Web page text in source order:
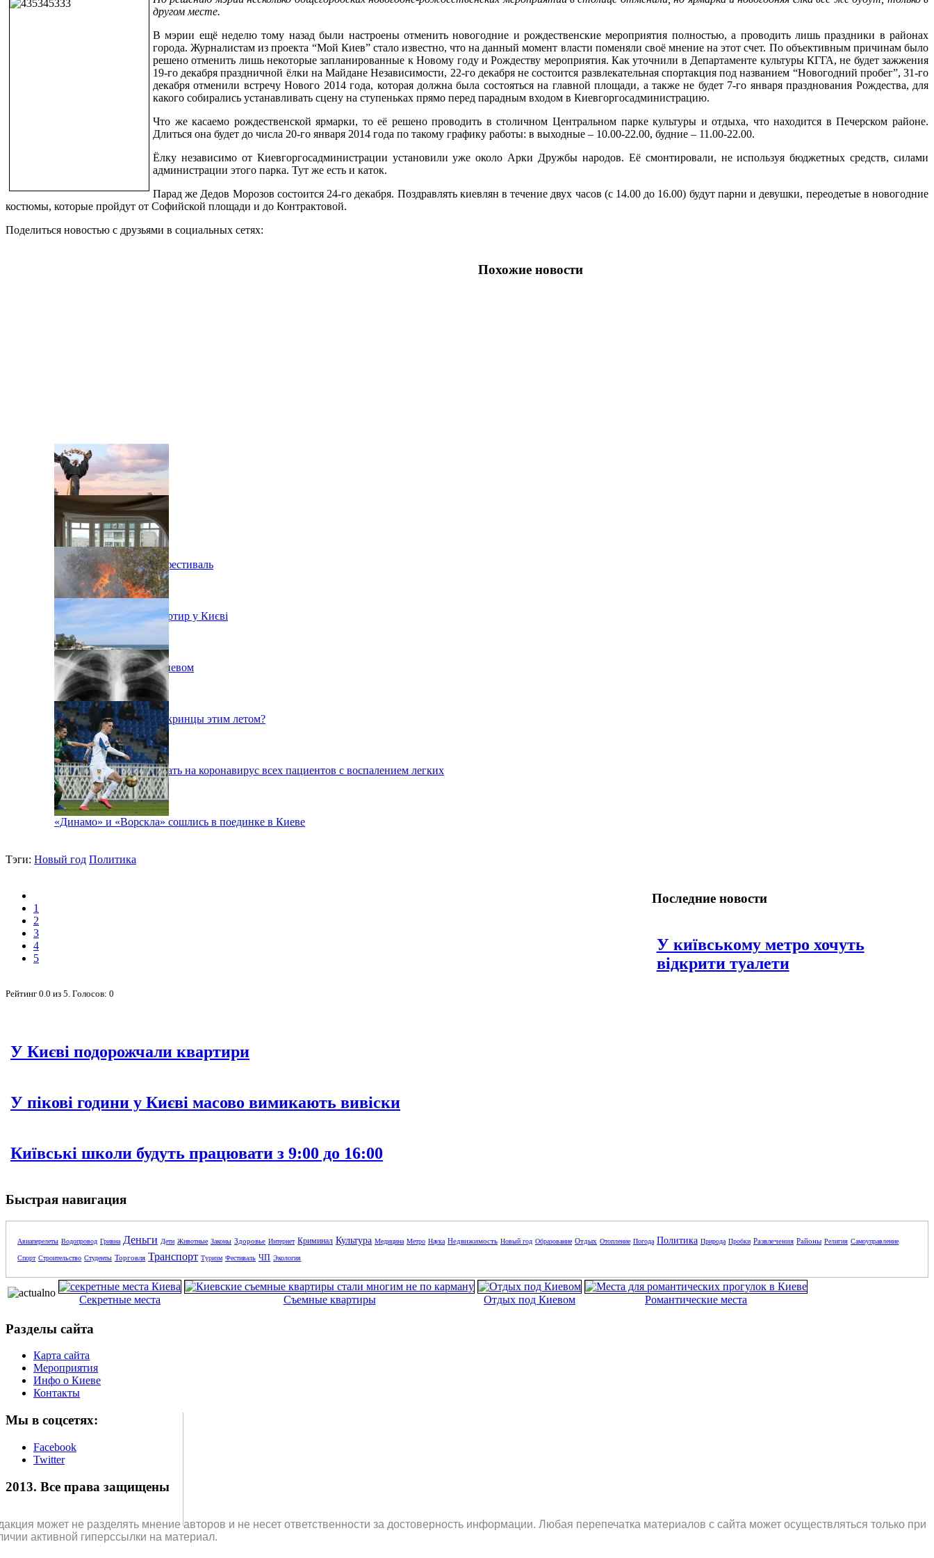
другом месте.
В мэрии ещё неделю тому назад были настроены отменить новогодние и рождественские мероприятия полностью, а проводить лишь праздники в районах
города. Журналистам из проекта “Мой Киев” стало известно, что на данный момент власти поменяли своё мнение на этот счет. По объективным причинам было
решено отменить лишь некоторые запланированные к Новому году и Рождеству мероприятия. Как уточнили в Департаменте культуры КГГА, не будет зажжения
19-го декабря праздничной ёлки на Майдане Независимости, 22-го декабря не состоится развлекательная спортакция под названием “Новогодний пробег”, 31-го
декабря отменили встречу Нового 2014 года, которая должна была состояться на главной площади, а также не будет 7-го января празднования Рождества, для
какого собирались устанавливать сцену на ступеньках прямо перед парадным входом в Киевгоргосадминистрацию.
Что же касаемо рождественской ярмарки, то её решено проводить в столичном Центральном парке культуры и отдыха, что находится в Печерском районе.
Длиться она будет до числа 20-го января 2014 года по такому графику работы: в выходные – 10.00-22.00, будние – 11.00-22.00.
Ёлку независимо от Киевгоргосадминистрации установили уже около Арки Дружбы народов. Её смонтировали, не используя бюджетных средств, силами
администрации этого парка. Тут же есть и каток.
Парад же Дедов Морозов состоится 24-го декабря. Поздравлять киевлян в течение двух часов (с 14.00 до 16.00) будут парни и девушки, переодетые в новогодние
костюмы, которые пройдут от Софийской площади и до Контрактовой.
Поделиться новостью с друзьями в социальных сетях:
Похожие новости
В Киеве состоится эко-фестиваль
Ситуація з орендою квартир у Києві
Пожар на свалке под Киевом
Куда поедут отдыхать укринцы этим летом?
В Киеве будут тестировать на коронавирус всех пациентов с воспалением легких
«Динамо» и «Ворскла» сошлись в поединке в Киеве
Тэги: Новый год Политика
1
2
3
4
5
Рейтинг 0.0 из 5 . Голосов: 0
Последние новости
У київському метро хочуть
відкрити туалети
У Києві подорожчали квартири
У пікові години у Києві масово вимикають вивіски
Київські школи будуть працювати з 9:00 до 16:00
Быстрая навигация
Авиаперелеты Водопровод Гривна Деньги Дети Животные Законы Здоровье Интернет Криминал Культура Медицина Метро Наука Недвижимость Новый год Образование Отдых Отопление Погода Политика Природа Пробки Развлечения Районы Религия Самоуправление
Спорт Строительство Студенты Торговля Транспорт Туризм Фестиваль ЧП Экология
Секретные места Съемные квартиры Отдых под Киевом Романтические места
Разделы сайта
Карта сайта
Мероприятия
Инфо о Киеве
Контакты
Мы в соцсетях:
Facebook
Twitter
2013. Все права защищены
может не разделять мнение авторов и не несет ответственности за достоверность информации. Любая перепечатка материалов с сайта может осуществляться только при
активной гиперссылки на материал.